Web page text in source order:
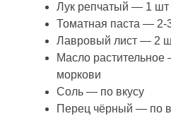
Лук репчатый — 1 шт
Томатная паста — 2-
Лавровый лист — 2
Масло
моркови
Соль — по вкусу
Перец чёрный — по